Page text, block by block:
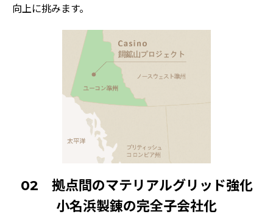
向上に挑みます。
02 拠点間のマテリアルグリッド強化
小名浜製錬の完全子会社化